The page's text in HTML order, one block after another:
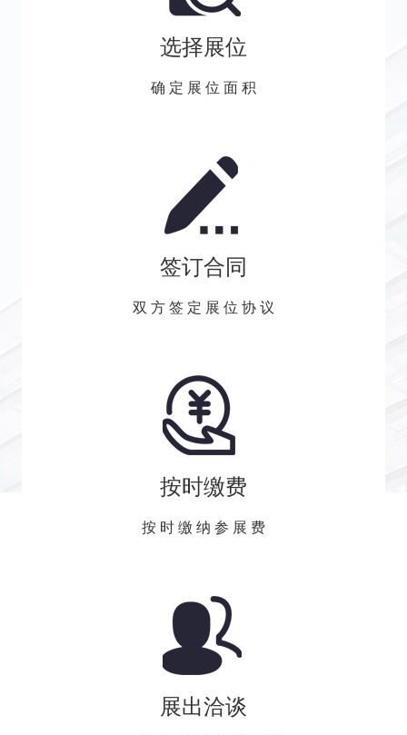
选择展位
确 定 展 位 面 积
签订合同
双 方 签 定 展 位 协 议
按时缴费
按 时 缴 纳 参 展 费
展出洽谈